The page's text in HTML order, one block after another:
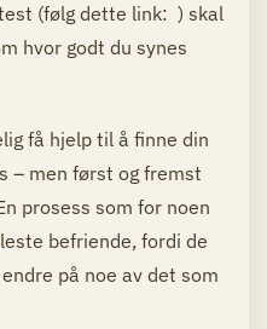
(følg dette link: ) skal
hvor godt du synes
få hjelp til å finne din
– men først og fremst
prosess som for noen
befriende, fordi de
på noe av det som